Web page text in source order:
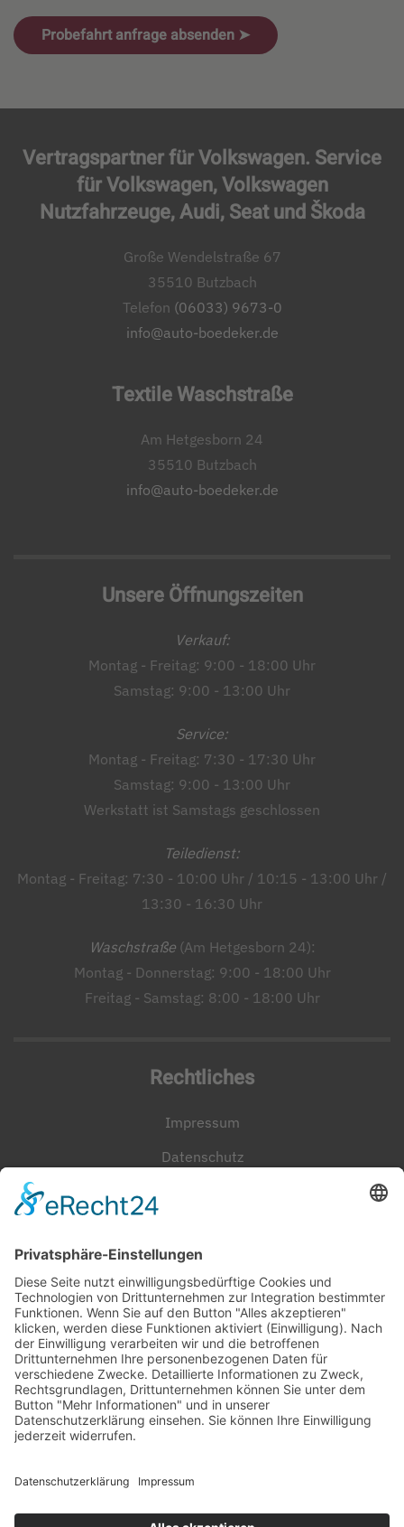
Probefahrt anfrage absenden ➤
Vertragspartner für Volkswagen. Service
für Volkswagen, Volkswagen
Nutzfahrzeuge, Audi, Seat und Škoda
Große Wendelstraße 67
35510 Butzbach
Telefon (06033) 9673-0
info@auto-boedeker.de
Textile Waschstraße
Am Hetgesborn 24
35510 Butzbach
info@auto-boedeker.de
Unsere Öffnungszeiten
Verkauf:
Montag - Freitag: 9:00 - 18:00 Uhr
Samstag: 9:00 - 13:00 Uhr
Service:
Montag - Freitag: 7:30 - 17:30 Uhr
Samstag: 9:00 - 13:00 Uhr
Werkstatt ist Samstags geschlossen
Teiledienst:
Montag - Freitag: 7:30 - 10:00 Uhr / 10:15 - 13:00 Uhr /
13:30 - 16:30 Uhr
Waschstraße(Am Hetgesborn 24):
Montag - Donnerstag: 9:00 - 18:00 Uhr
Freitag - Samstag: 8:00 - 18:00 Uhr
Rechtliches
Impressum
Datenschutz
Cookie-Einstellungen
Häufig gesucht
Kontakt
Werkstatt-Termin
Beratungstermin
Probefahrt vereinbaren
Stellenangebote